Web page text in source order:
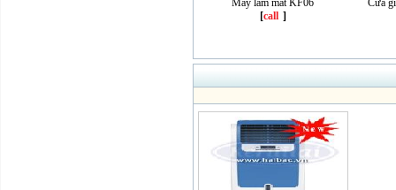
Máy làm mát KF06
[call ]
Cửa